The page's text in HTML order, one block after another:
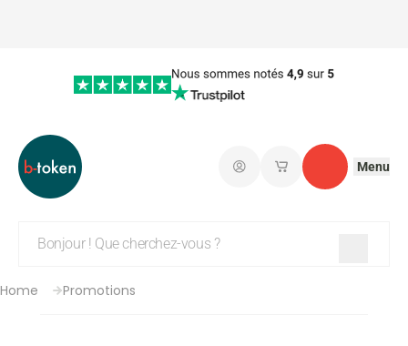
Connectez-vous
Mes paniers
Contact
Menu
Home Promotions